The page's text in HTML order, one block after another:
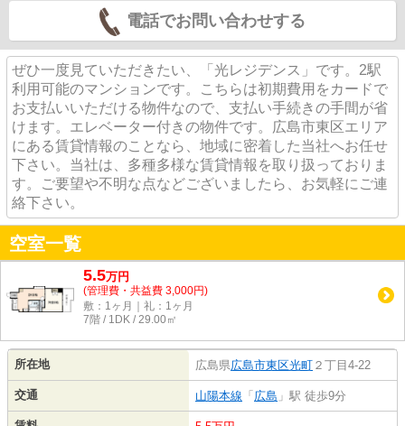
電話でお問い合わせする
ぜひ一度見ていただきたい、「光レジデンス」です。2駅
利用可能のマンションです。こちらは初期費用をカードで
お支払いいただける物件なので、支払い手続きの手間が省
けます。エレベーター付きの物件です。広島市東区エリア
にある賃貸情報のことなら、地域に密着した当社へお任せ
下さい。当社は、多種多様な賃貸情報を取り扱っておりま
す。ご要望や不明な点などございましたら、お気軽にご連
絡下さい。
空室一覧
5.5万円
(管理費・共益費 3,000円)
敷：1ヶ月｜礼：1ヶ月
7階 / 1DK / 29.00㎡
所在地 広島県広島市東区光町 ２丁目4-22
交通 山陽本線 「 広島 」駅 徒歩9分